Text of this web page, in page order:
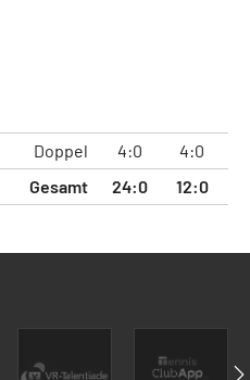
Doppel 4:0 4:0
Gesamt
24:0 12:0